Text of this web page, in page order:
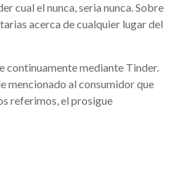
cual el nunca, seri­a nunca. Sobre
acerca de cualquier lugar del
continuamente mediante Tinder.
mencionado al consumidor que
referimos, el prosigue